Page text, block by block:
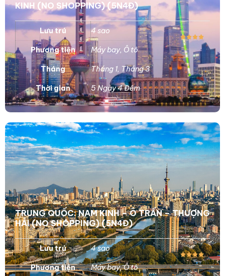
KINH (NO SHOPPING) (5N4Đ)
Lưu trú 4 sao
Phương tiện Máy bay, Ô tô
Tháng Tháng 1, Tháng 3
Thời gian 5 Ngày 4 Đêm
TRUNG QUỐC: NAM KINH – Ô TRẤN – THƯỢNG
HẢI (NO SHOPPING) (5N4Đ)
Lưu trú 4 sao
Phương tiện Máy bay,Ô tô